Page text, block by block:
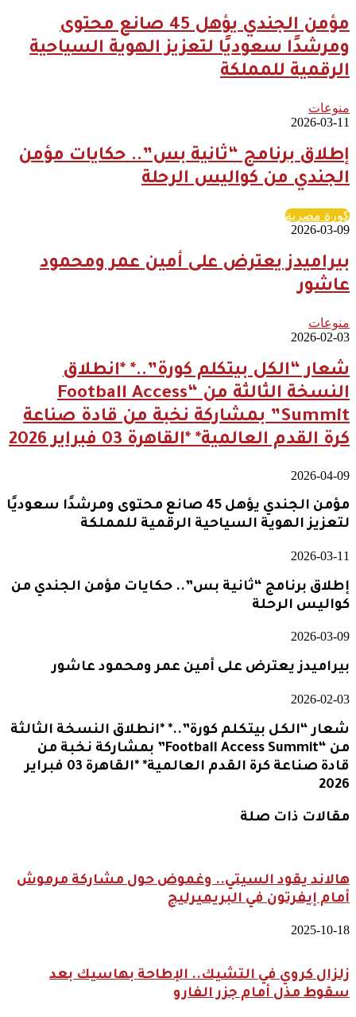
مؤمن الجندي يؤهل 45 صانع محتوى
ومرشدًا سعوديًا لتعزيز الهوية السياحية
الرقمية للمملكة
منوعات
2026-03-11
إطلاق برنامج “ثانية بس”.. حكايات مؤمن
الجندي من كواليس الرحلة
كورة مصرية
2026-03-09
بيراميدز يعترض على أمين عمر ومحمود
عاشور
منوعات
2026-02-03
شعار “الكل بيتكلم كورة”..* *انطلاق
النسخة الثالثة من “Football Access
Summit” بمشاركة نخبة من قادة صناعة
كرة القدم العالمية* *القاهرة 03 فبراير 2026
2026-04-09
مؤمن الجندي يؤهل 45 صانع محتوى ومرشدًا سعوديًا
لتعزيز الهوية السياحية الرقمية للمملكة
2026-03-11
إطلاق برنامج “ثانية بس”.. حكايات مؤمن الجندي من
كواليس الرحلة
2026-03-09
بيراميدز يعترض على أمين عمر ومحمود عاشور
2026-02-03
شعار “الكل بيتكلم كورة”..* *انطلاق النسخة الثالثة
من “Football Access Summit” بمشاركة نخبة من
قادة صناعة كرة القدم العالمية* *القاهرة 03 فبراير
2026
مقالات ذات صلة
هالاند يقود السيتي.. وغموض حول مشاركة مرموش
أمام إيفرتون في البريميرليج
2025-10-18
زلزال كروي في التشيك.. الإطاحة بهاسيك بعد
سقوط مذل أمام جزر الفارو